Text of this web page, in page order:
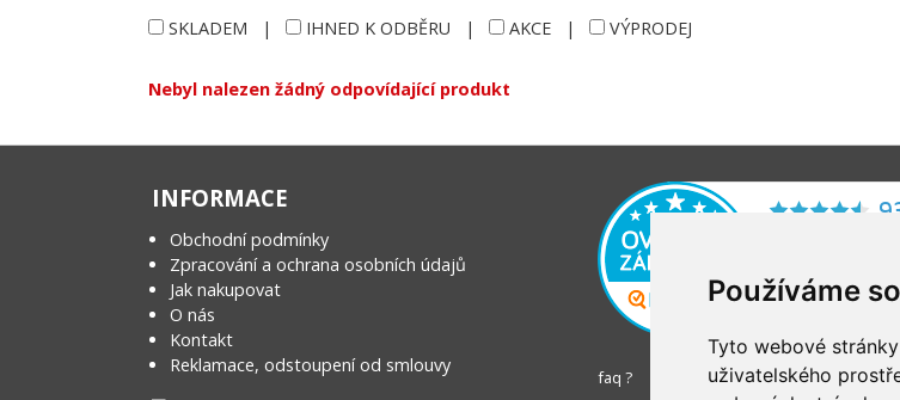
Používáme
Tyto webové
uživatelského
SKLADEM | IHNED K ODBĚRU | AKCE | VÝPRODEJ
Nebyl nalezen žádný odpovídající produkt
INFORMACE
Obchodní podmínky
Zpracování a ochrana osobních údajů
Jak nakupovat
O nás
Kontakt
Reklamace, odstoupení od smlouvy
faq ?